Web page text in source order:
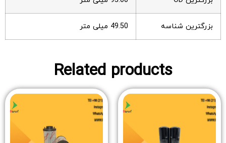
بزرگترین شناسه 49.50 میلی متر
Related products